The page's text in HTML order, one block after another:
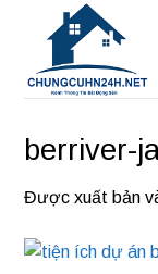
dung
berriver-
Được xuất bản